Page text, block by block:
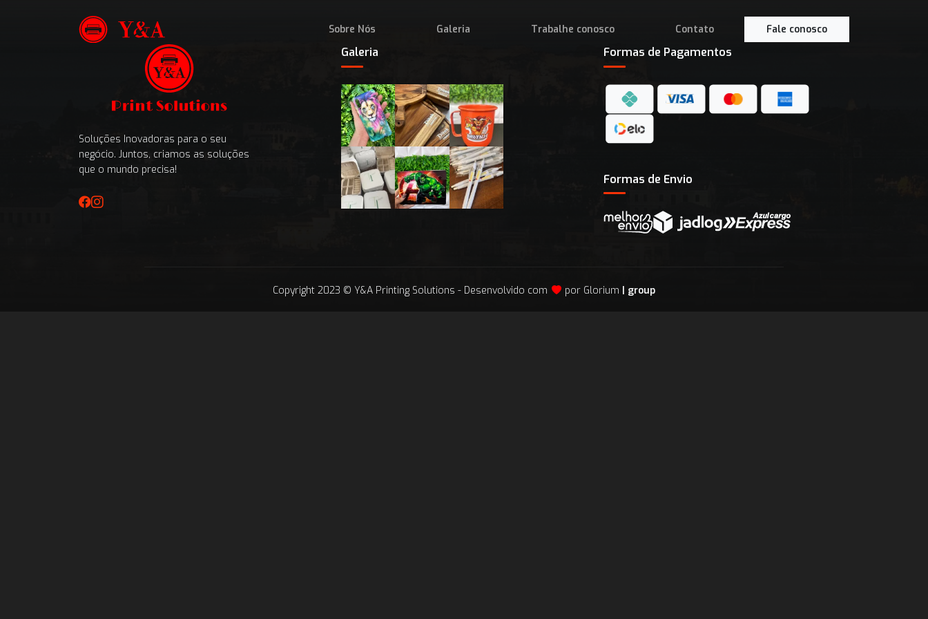
Sobre Nós Galeria Trabalhe conosco Contato Fale conosco
Soluções Inovadoras para o seu
negócio. Juntos, criamos as soluções
que o mundo precisa!
Galeria Formas de Pagamentos
Formas de Envio
Copyright 2023 © Y&A Printing Solutions -Desenvolvido com por Glorium | group